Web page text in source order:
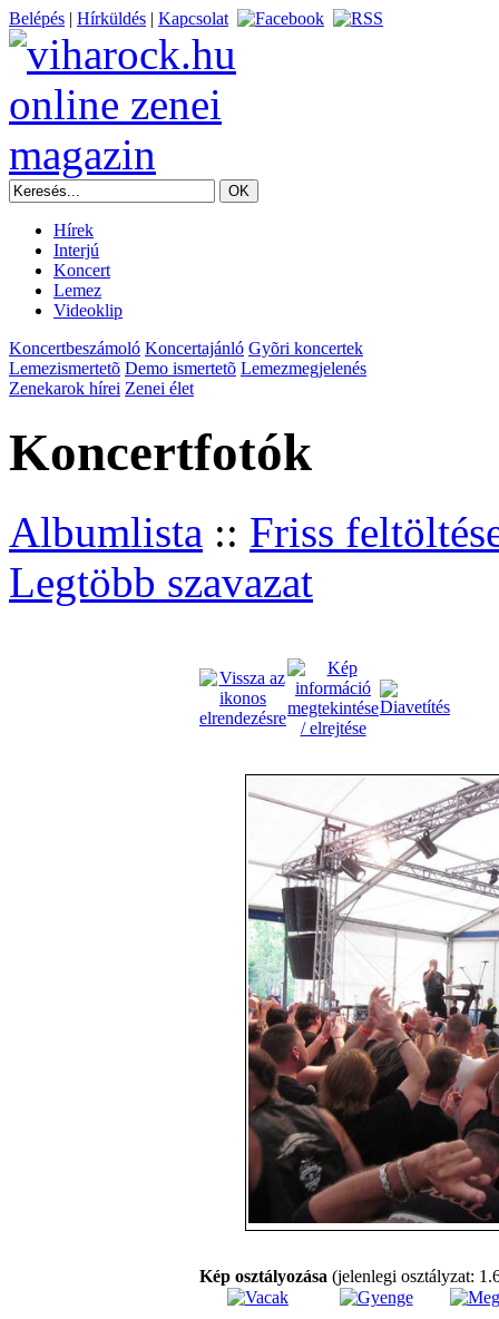
Belépés | Hírküldés | Kapcsolat
Hírek
Interjú
Koncert
Lemez
Videoklip
Koncertbeszámoló Koncertajánló Gyõri koncertek
Lemezismertetõ Demo ismertetõ Lemezmegjelenés
Zenekarok hírei Zenei élet
Koncertfotók
Albumlista :: Friss
Legtöbb szavazat
Kép osztályozása (jelenlegi osztályzat: